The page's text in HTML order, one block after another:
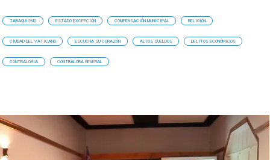
TABAQUISMO ESTADO EXCEPCIÓN COMPENSACIÓN MUNICIPAL RELIGIÓN
CIUDAD DEL VATICANO ESCUCHA SU CORAZÓN ALTOS SUELDOS DELITOS ECONÓMICOS
CONTRALORIA CONTRALORA GENERAL